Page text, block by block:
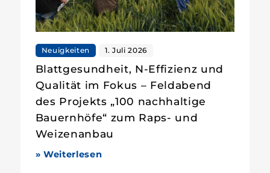
Neuigkeiten 1. Juli 2026
Blattgesundheit, N-Effizienz und
Qualität im Fokus – Feldabend
des Projekts „100 nachhaltige
Bauernhöfe“ zum Raps- und
Weizenanbau
» Weiterlesen